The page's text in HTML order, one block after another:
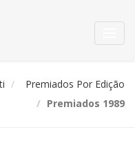
Premiados Por Edição
Premiados 1989